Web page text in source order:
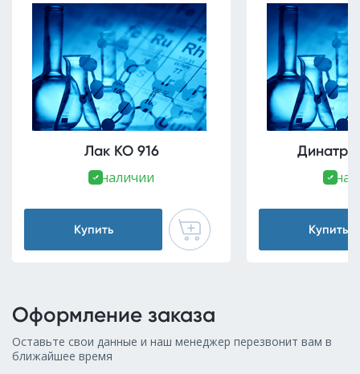
Лак КО 916
В наличии
Купить
В
Купить
Оформление заказа
Оставьте свои данные и наш менеджер перезвонит вам в
ближайшее время